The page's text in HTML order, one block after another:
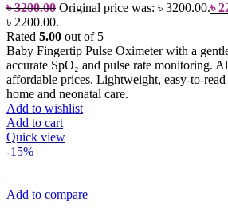
৳3200.00 Original price was: ৳ 3200.00.৳
৳ 2200.00.
Rated 5.00 out of 5
Baby Fingertip Pulse Oximeter with a
accurate SpO₂ and pulse rate monitoring.
affordable prices. Lightweight, easy-to-
home and neonatal care.
Add to wishlist
Add to cart
Quick view
-15%
Add to compare